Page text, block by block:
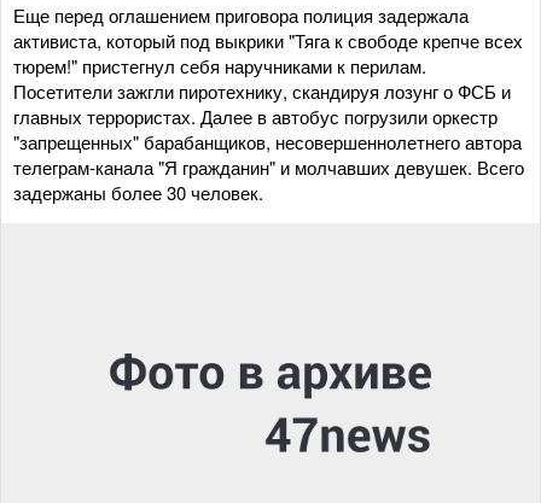
Еще перед оглашением приговора полиция задержала
активиста, который под выкрики "Тяга к свободе крепче всех
тюрем!" пристегнул себя наручниками к перилам.
Посетители зажгли пиротехнику, скандируя лозунг о ФСБ и
главных террористах. Далее в автобус погрузили оркестр
"запрещенных" барабанщиков, несовершеннолетнего автора
телеграм-канала "Я гражданин" и молчавших девушек. Всего
задержаны более 30 человек.